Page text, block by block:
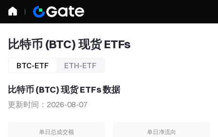
比特币 (BTC) 现货 ETFs
BTC-ETF ETH-ETF
比特币 (BTC) 现货 ETFs 数据
更新时间：2026-08-07
单日总成交额 单日净流向